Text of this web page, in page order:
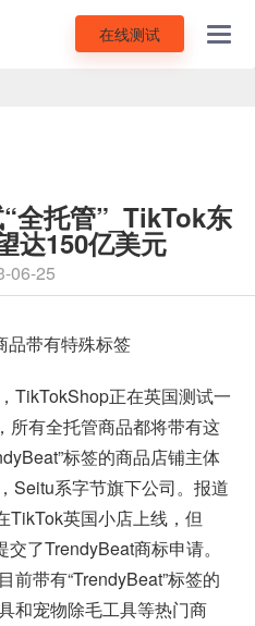
在线测试
全托管”_TikTok东
达150亿美元
06-25
品带有特殊标签
TikTokShop正在英国测试一
所有全托管商品都将带有这
标签的商品店铺主体
Seitu系字节旗下公司。报道
TikTok英国小店上线，但
了TrendyBeat商标申请。
前带有“TrendyBeat”标签的
和宠物除毛工具等热门商